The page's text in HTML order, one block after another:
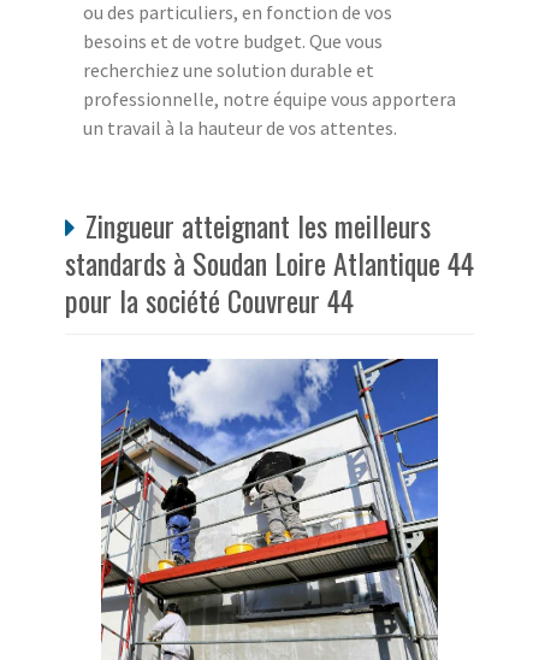
ou des particuliers, en fonction de vos
besoins et de votre budget. Que vous
recherchiez une solution durable et
professionnelle, notre équipe vous apportera
un travail à la hauteur de vos attentes.
Zingueur atteignant les meilleurs
standards à Soudan Loire Atlantique 44
pour la société Couvreur 44